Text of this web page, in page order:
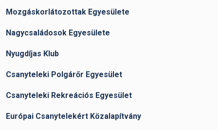
Mozgáskorlátozottak Egyesülete
Nagycsaládosok Egyesülete
Nyugdíjas Klub
Csanyteleki Polgárőr Egyesület
Csanyteleki Rekreációs Egyesület
Európai Csanytelekért Közalapítvány